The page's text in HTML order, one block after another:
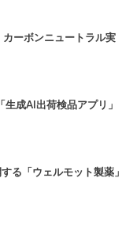
ーボンニュートラル実
成AI出荷検品アプリ」
る「ウェルモット製薬」